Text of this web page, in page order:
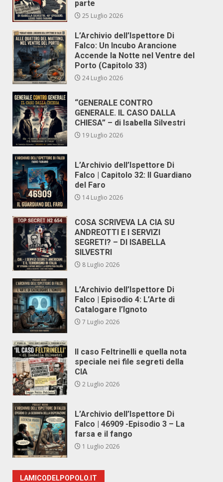
parte
25 Luglio 2026
L’Archivio dell’Ispettore Di
Falco: Un Incubo Arancione
Accende la Notte nel Ventre del
Porto (Capitolo 33)
24 Luglio 2026
“GENERALE CONTRO
GENERALE. IL CASO DALLA
CHIESA” – di Isabella Silvestri
19 Luglio 2026
L’Archivio dell’Ispettore Di
Falco | Capitolo 32: Il Guardiano
del Faro
14 Luglio 2026
COSA SCRIVEVA LA CIA SU
ANDREOTTI E I SERVIZI
SEGRETI? – DI ISABELLA
SILVESTRI
8 Luglio 2026
L’Archivio dell’Ispettore Di
Falco | Episodio 4: L’Arte di
Catalogare l’Ignoto
7 Luglio 2026
Il caso Feltrinelli e quella nota
speciale nei file segreti della
CIA
2 Luglio 2026
L’Archivio dell’Ispettore Di
Falco | 46909 -Episodio 3 – La
farsa e il fango
1 Luglio 2026
LAMICODELPOPOLO.IT